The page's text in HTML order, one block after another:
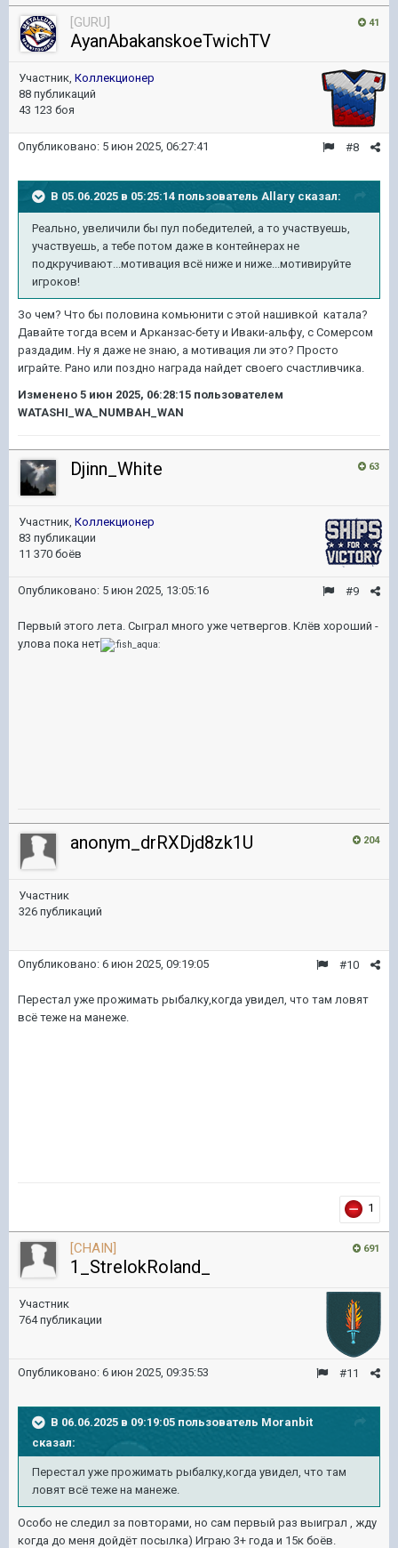
41
[GURU]
AyanAbakanskoeTwichTV
Участник, Коллекционер
88 публикаций
43 123 боя
#8
Опубликовано: 5 июн 2025, 06:27:41
В 05.06.2025 в 05:25:14 пользователь Allary сказал:
Реально, увеличили бы пул победителей, а то участвуешь,
участвуешь, а тебе потом даже в контейнерах не
подкручивают...мотивация всё ниже и ниже...мотивируйте
игроков!
Зо чем? Что бы половина комьюнити с этой нашивкой катала?
Давайте тогда всем и Арканзас-бету и Иваки-альфу, с Сомерсом
раздадим. Ну я даже не знаю, а мотивация ли это? Просто
играйте. Рано или поздно награда найдет своего счастливчика.
Изменено 5 июн 2025, 06:28:15 пользователем
WATASHI_WA_NUMBAH_WAN
63
Djinn_White
Участник, Коллекционер
83 публикации
11 370 боёв
#9
Опубликовано: 5 июн 2025, 13:05:16
Первый этого лета. Сыграл много уже четвергов. Клёв хороший -
улова пока нет
204
anonym_drRXDjd8zk1U
Участник
326 публикаций
#10
Опубликовано: 6 июн 2025, 09:19:05
Перестал уже прожимать рыбалку,когда увидел, что там ловят
всё теже на манеже.
1
691
[CHAIN]
1_StrelokRoland_
Участник
764 публикации
#11
Опубликовано: 6 июн 2025, 09:35:53
В 06.06.2025 в 09:19:05 пользователь Moranbit
сказал:
Перестал уже прожимать рыбалку,когда увидел, что там
ловят всё теже на манеже.
Особо не следил за повторами, но сам первый раз выиграл , жду
когда до меня дойдёт посылка) Играю 3+ года и 15к боёв.